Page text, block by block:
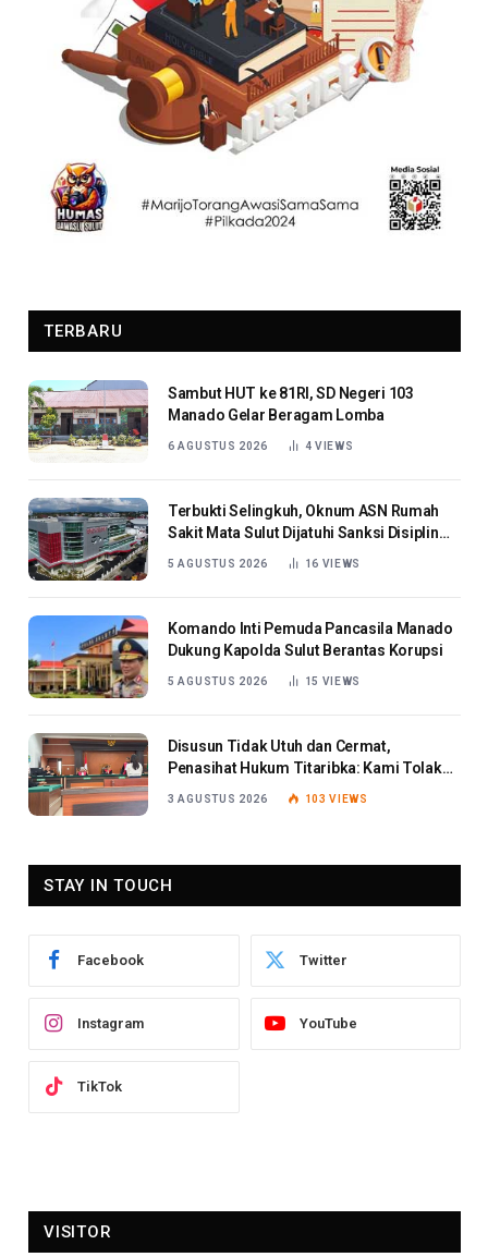
TERBARU
Sambut HUT ke 81RI, SD Negeri 103
Manado Gelar Beragam Lomba
6 AGUSTUS 2026 4 VIEWS
Terbukti Selingkuh, Oknum ASN Rumah
Sakit Mata Sulut Dijatuhi Sanksi Disiplin
5 AGUSTUS 2026 16 VIEWS
Komando Inti Pemuda Pancasila Manado
Dukung Kapolda Sulut Berantas Korupsi
5 AGUSTUS 2026 15 VIEWS
Disusun Tidak Utuh dan Cermat,
Penasihat Hukum Titaribka: Kami Tolak
3 AGUSTUS 2026 103VIEWS
STAY IN TOUCH
Facebook Twitter
Instagram YouTube
TikTok
VISITOR